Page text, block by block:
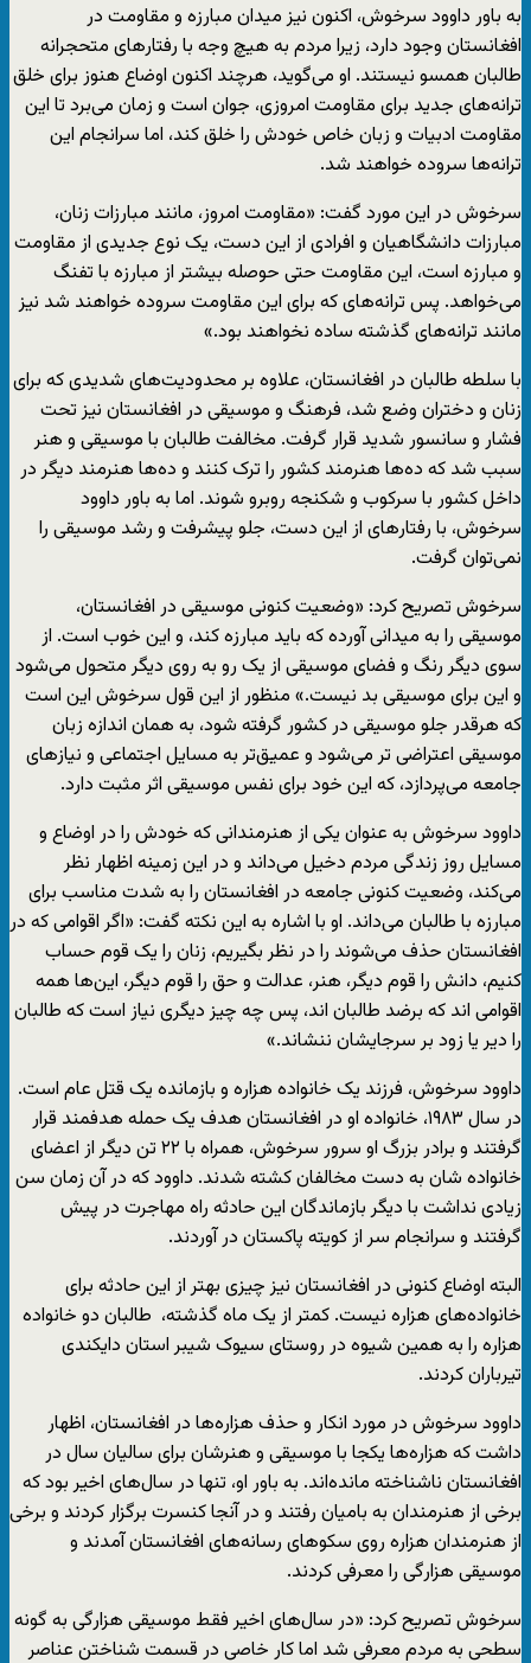
به باور داوود سرخوش، اکنون نیز میدان مبارزه و مقاومت در
افغانستان وجود دارد، زیرا مردم به هیچ وجه با رفتارهای متحجرانه
طالبان همسو نیستند. او می‌گوید، هرچند اکنون اوضاع هنوز برای خلق
ترانه‌های جدید برای مقاومت امروزی، جوان است و زمان می‌برد تا این
مقاومت ادبیات و زبان خاص خودش را خلق کند، اما سرانجام این
ترانه‌ها سروده خواهند شد.
سرخوش در این مورد گفت: «مقاومت امروز، مانند مبارزات زنان،
مبارزات دانشگاهیان و افرادی از این دست، یک نوع جدیدی از مقاومت
و مبارزه است، این مقاومت حتی حوصله بیشتر از مبارزه با تفنگ
می‌خواهد. پس ترانه‌های که برای این مقاومت سروده خواهند شد نیز
مانند ترانه‌های گذشته ساده نخواهند بود.»
با سلطه طالبان در افغانستان، علاوه بر محدودیت‌های شدیدی که برای
زنان و دختران وضع شد، فرهنگ و موسیقی در افغانستان نیز تحت
فشار و سانسور شدید قرار گرفت. مخالفت طالبان با موسیقی و هنر
سبب شد که ده‌ها هنرمند کشور را ترک کنند و ده‌ها هنرمند دیگر در
داخل کشور با سرکوب و شکنجه روبرو شوند. اما به باور داوود
سرخوش، با رفتارهای از این دست، جلو پیشرفت و رشد موسیقی را
نمی‌توان گرفت.
سرخوش تصریح کرد: «وضعیت کنونی موسیقی در افغانستان،
موسیقی را به میدانی آورده که باید مبارزه کند، و این خوب است. از
سوی دیگر رنگ و فضای موسیقی از یک رو به روی دیگر متحول می‌شود
و این برای موسیقی بد نیست.» منظور از این قول سرخوش این است
که هرقدر جلو موسیقی در کشور گرفته شود، به همان اندازه زبان
موسیقی اعتراضی ‌‌تر می‌شود و عمیق‌تر به مسایل اجتماعی و نیازهای
جامعه می‌پردازد، که این خود برای نفس موسیقی اثر مثبت دارد.
داوود سرخوش به عنوان یکی از هنرمندانی که خودش را در اوضاع و
مسایل روز زندگی مردم دخیل می‌داند و در این زمینه اظهار نظر
می‌کند، وضعیت کنونی جامعه در افغانستان را به شدت مناسب برای
مبارزه با طالبان می‌داند. او با اشاره به این نکته گفت: «اگر اقوامی که در
افغانستان حذف می‌شوند را در نظر بگیریم، زنان را یک قوم حساب
کنیم، دانش را قوم دیگر، هنر، عدالت و حق را قوم دیگر، این‌ها همه
اقوامی اند که برضد طالبان اند، پس چه چیز دیگری نیاز است که طالبان
را دیر یا زود بر سرجایشان ننشاند.»
داوود سرخوش، فرزند یک خانواده هزاره و بازمانده یک قتل عام است.
در سال ۱۹۸۳، خانواده او در افغانستان هدف یک حمله هدفمند قرار
گرفتند و برادر بزرگ او سرور سرخوش، همراه با ۲۲ تن دیگر از اعضای
خانواده شان به دست مخالفان کشته شدند. داوود که در آن زمان سن
زیادی نداشت با دیگر بازماندگان این حادثه راه مهاجرت در پیش
گرفتند و سرانجام سر از کویته پاکستان در آوردند.
البته اوضاع کنونی در افغانستان نیز چیزی بهتر از این حادثه برای
خانواده‌های هزاره نیست. کمتر از یک ماه گذشته، طالبان دو خانواده
هزاره را به همین شیوه در روستای سیوک شیبر استان دایکندی
تیرباران کردند.
داوود سرخوش در مورد انکار و حذف هزاره‌ها در افغانستان، اظهار
داشت که هزاره‌ها یکجا با موسیقی و هنرشان برای سالیان سال در
افغانستان ناشناخته مانده‌اند. به باور او، تنها در سال‌های اخیر بود که
برخی از هنرمندان به بامیان رفتند و در آنجا کنسرت‌ برگزار کردند و برخی
از هنرمندان هزاره روی سکوهای رسانه‌های افغانستان آمدند و
موسیقی هزارگی را معرفی کردند.
سرخوش تصریح کرد: «در سال‌های اخیر فقط موسیقی هزارگی به گونه
سطحی به مردم معرفی شد اما کار خاصی در قسمت شناختن عناصر